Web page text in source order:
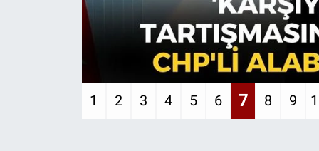
1 2 3 4 5 6 7 8 9